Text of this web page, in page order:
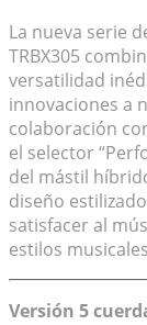
La nueva serie
TRBX305
versatilidad
innovaciones a
colaboración
el selector
del mástil
diseño
satisfacer al
estilos
Versión 5